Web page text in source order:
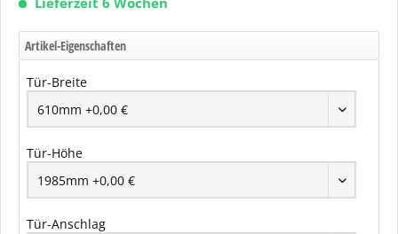
Artikel-Eigenschaften
Tür-Breite
Tür-Höhe
Tür-Anschlag